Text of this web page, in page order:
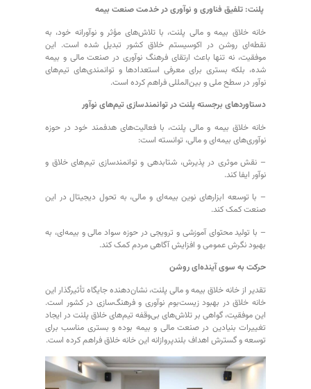
پلنت: تلفیق فناوری و نوآوری در خدمت صنعت بیمه
خانه خلاق بیمه و مالی پلنت، با تلاش‌های مؤثر و نوآورانه خود، به
نقطه‌ای روشن در اکوسیستم خلاق کشور تبدیل شده است. این
موفقیت، نه تنها باعث ارتقای فرهنگ نوآوری در صنعت مالی و بیمه
شده، بلکه بستری برای معرفی استعدادها و توانمندی‌های تیم‌های
نوآور در سطح ملی و بین‌المللی فراهم کرده است.
دستاوردهای برجسته پلنت در توانمندسازی تیم‌های نوآور
خانه خلاق بیمه و مالی پلنت، با فعالیت‌های هدفمند خود در حوزه
نوآوری‌های بیمه‌ای و مالی، توانسته است:
– نقش موثری در پذیرش، شتابدهی و توانمندسازی تیم‌های خلاق و
نوآور ایفا کند.
– با توسعه ابزارهای نوین بیمه‌ای و مالی، به تحول دیجیتال در این
صنعت کمک کند.
– با تولید محتوای آموزشی و ترویجی در حوزه سواد مالی و بیمه‌ای، به
بهبود نگرش عمومی و افزایش آگاهی مردم کمک کند.
حرکت به سوی آینده‌ای روشن
تقدیر از خانه خلاق بیمه و مالی پلنت، نشان‌دهنده جایگاه تأثیرگذار این
خانه خلاق در بهبود زیست‌بوم نوآوری و فرهنگ‌سازی در کشور است.
این موفقیت، گواهی بر تلاش‌های بی‌وقفه تیم‌های خلاق پلنت در ایجاد
تغییرات بنیادین در صنعت مالی و بیمه بوده و بستری مناسب برای
توسعه و گسترش اهداف بلندپروازانه این خانه خلاق فراهم کرده است.